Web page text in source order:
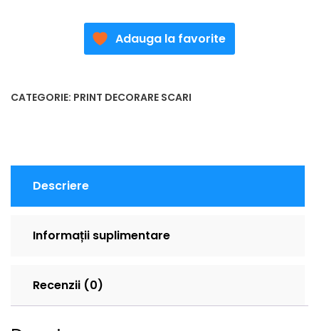
Adauga la favorite
CATEGORIE: PRINT DECORARE SCARI
Descriere
Informații suplimentare
Recenzii (0)